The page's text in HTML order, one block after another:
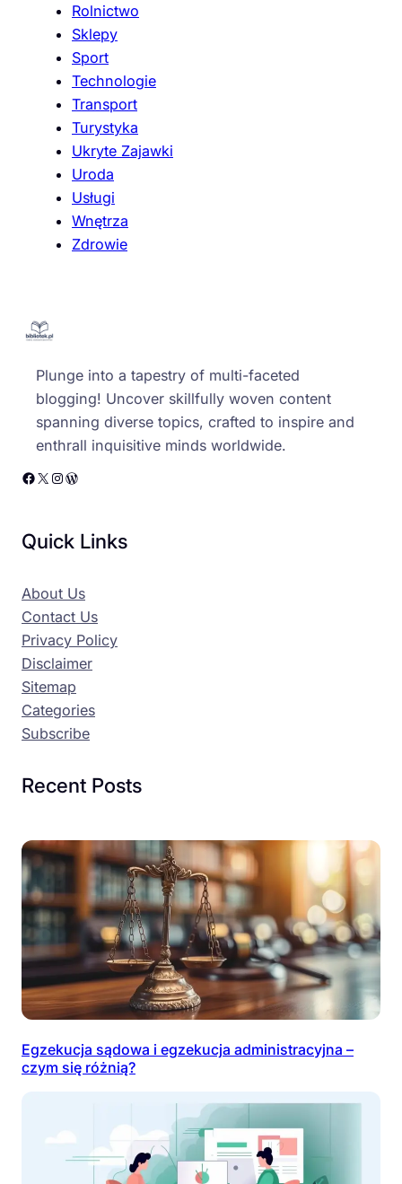
Rolnictwo
Sklepy
Sport
Technologie
Transport
Turystyka
Ukryte Zajawki
Uroda
Usługi
Wnętrza
Zdrowie
Plunge into a tapestry of multi-faceted
blogging! Uncover skillfully woven content
spanning diverse topics, crafted to inspire and
enthrall inquisitive minds worldwide.
Facebook X Instagram WordPress
Quick Links
About Us
Contact Us
Privacy Policy
Disclaimer
Sitemap
Categories
Subscribe
Recent Posts
Egzekucja sądowa i egzekucja administracyjna –
czym się różnią?